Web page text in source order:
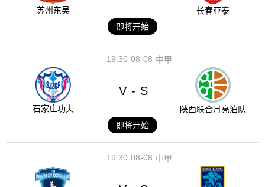
苏州东吴
长春亚泰
即将开始
08-08
19:30 中甲
石家庄功夫
V - S
陕西联合月亮泊队
即将开始
08-08
19:30 中甲